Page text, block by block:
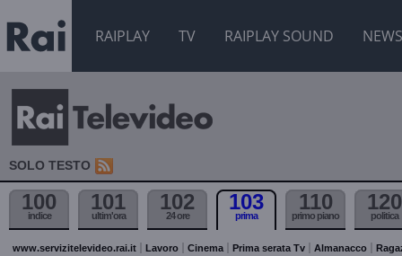
RAIPLAY TV RAIPLAY SOUND NEWS
SOLO TESTO
100
indice
101
ultim'ora
102
24 ore
103
prima
110
primo piano
120
politica
www.servizitelevideo.rai.it Lavoro Cinema Prima serata Tv Almanacco